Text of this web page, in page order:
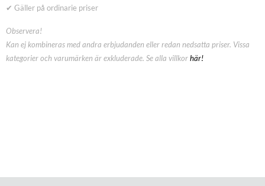
✔ Gäller på ordinarie priser
Observera!
Kan ej kombineras med andra erbjudanden eller redan nedsatta priser. Vissa
kategorier och varumärken är exkluderade. Se alla villkorhär!